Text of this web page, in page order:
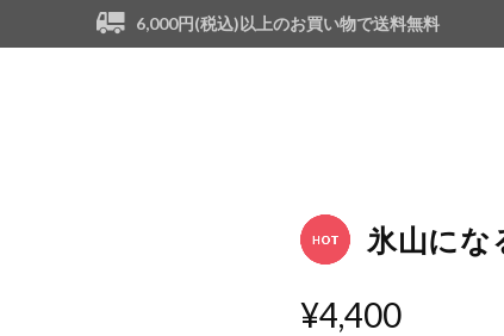
6,000円(税込)以上のお買い物で送料無料
氷山にな
¥4,400